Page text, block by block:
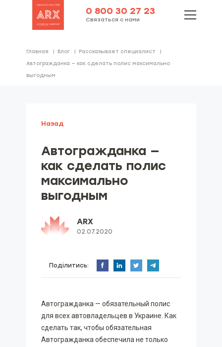
0 800 30 27 23
Связаться с нами
Главная Блог
Рассказывает специалист
Автогражданка — как сделать полис максимально
выгодным
Назад
Автогражданка —
как сделать полис
максимально
выгодным
ARX
02.07.2020
Поділитись:
Автогражданка — обязательный полис
для всех автовладельцев в Украине. Как
сделать так, чтобы обязательная
Автогражданка обеспечила не только